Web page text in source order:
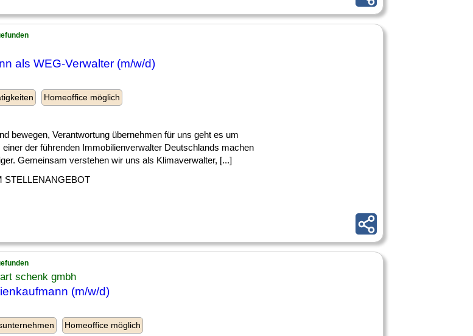
als WEG-Verwalter (m/w/d)
Homeoffice möglich
bewegen, Verantwortung übernehmen für uns geht es um
der führenden Immobilienverwalter Deutschlands machen
Gemeinsam verstehen wir uns als Klimaverwalter, [...]
STELLENANGEBOT
schenk gmbh
(m/w/d)
Homeoffice möglich